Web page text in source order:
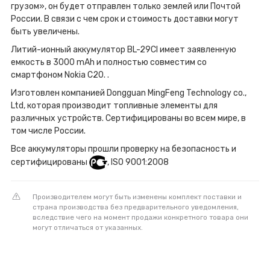
грузом», он будет отправлен только землей или Почтой
России. В связи с чем срок и стоимость доставки могут
быть увеличены.
Литий-ионный аккумулятор BL-29CI имеет заявленную
емкость в 3000 mAh и полностью совместим со
смартфоном Nokia C20. .
Изготовлен компанией Dongguan MingFeng Technology co.,
Ltd, которая производит топливные элементы для
различных устройств. Сертифицированы во всем мире, в
том числе России.
Все аккумуляторы прошли проверку на безопасность и
сертифицированы
, ISO 9001:2008
Производителем могут быть изменены комплект поставки и
страна производства без предварительного уведомления,
вследствие чего на момент продажи конкретного товара они
могут отличаться от указанных.